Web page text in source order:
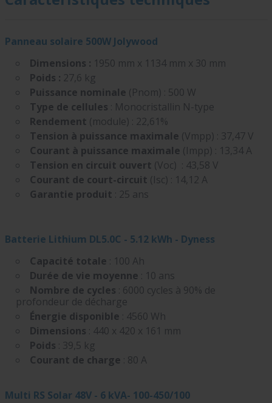
Panneau solaire 500W Jolywood
Dimensions : 1950 mm x 1134 mm x 30 mm
Poids : 27,6 kg
Puissance nominale (Pnom) : 500 W
Type de cellules : Monocristallin N-type
Rendement (module) : 22,61%
Tension à puissance maximale (Vmpp) : 37,47 V
Courant à puissance maximale (Impp) : 13,34 A
Tension en circuit ouvert (Voc) : 43,58 V
Courant de court-circuit (Isc) : 14,12 A
Garantie produit : 25 ans
Batterie Lithium DL5.0C - 5.12 kWh - Dyness
Capacité totale : 100 Ah
Durée de vie moyenne : 10 ans
Nombre de cycles : 6000 cycles à 90% de
profondeur de décharge
Énergie disponible : 4560 Wh
Dimensions : 440 x 420 x 161 mm
Poids : 39,5 kg
Courant de charge : 80 A
Multi RS Solar 48V - 6 kVA- 100-450/100